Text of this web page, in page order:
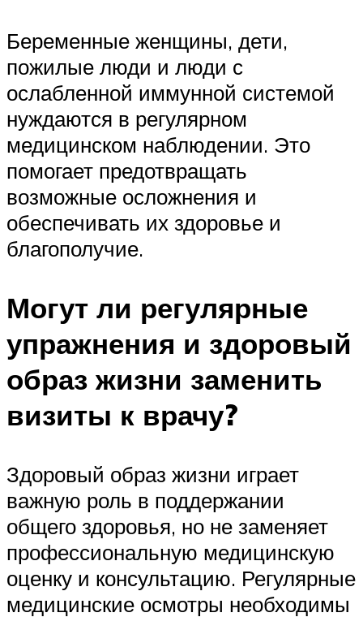
Беременные женщины, дети,
пожилые люди и люди с
ослабленной иммунной системой
нуждаются в регулярном
медицинском наблюдении. Это
помогает предотвращать
возможные осложнения и
обеспечивать их здоровье и
благополучие.
Могут ли регулярные
упражнения и здоровый
образ жизни заменить
визиты к врачу?
Здоровый образ жизни играет
важную роль в поддержании
общего здоровья, но не заменяет
профессиональную медицинскую
оценку и консультацию. Регулярные
медицинские осмотры необходимы